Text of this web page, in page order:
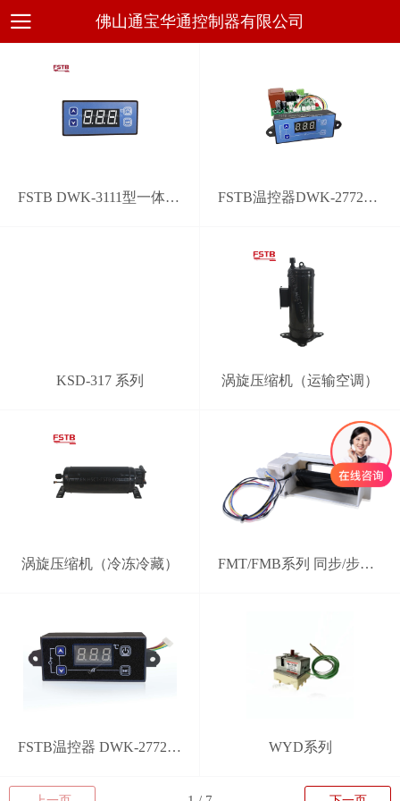
佛山通宝华通控制器有限公司
FSTB DWK-3111型一体化通用电子温控器 FSTB温控器DWK-2772型通用系统控制器
KSD-317 系列 涡旋压缩机（运输空调）
涡旋压缩机（冷冻冷藏） FMT/FMB系列 同步/步进电机电动风门
FSTB温控器 DWK-2772型 分体式智能控制器 WYD系列